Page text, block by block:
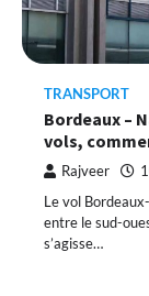
TRANSPORT
Bordeaux –
vols,
Rajveer
Le vol
entre le sud-
s’agisse…